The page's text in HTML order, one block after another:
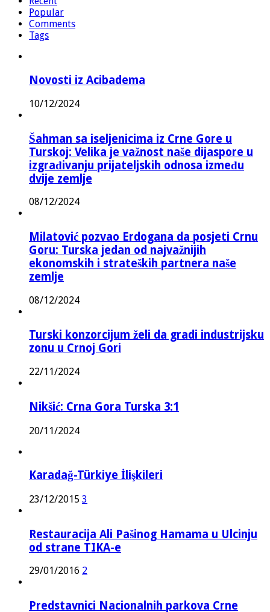
Popular
Comments
Tags
Novosti iz Acibadema
10/12/2024
Šahman sa iseljenicima iz Crne Gore u
Turskoj: Velika je važnost naše dijaspore u
izgrađivanju prijateljskih odnosa između
dvije zemlje
08/12/2024
Milatović pozvao Erdogana da posjeti Crnu
Goru: Turska jedan od najvažnijih
ekonomskih i strateških partnera naše
zemlje
08/12/2024
Turski konzorcijum želi da gradi industrijsku
zonu u Crnoj Gori
22/11/2024
Nikšić: Crna Gora Turska 3:1
20/11/2024
Karadağ-Türkiye İlişkileri
23/12/2015 3
Restauracija Ali Pašinog Hamama u Ulcinju
od strane TIKA-e
29/01/2016 2
Predstavnici Nacionalnih parkova Crne